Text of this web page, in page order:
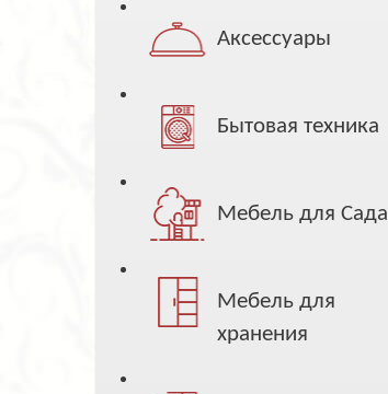
Аксессуары
Бытовая техника
Мебель для Сада
Мебель для
хранения